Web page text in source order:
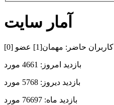
آمار سایت
کاربران حاضر: مهمان[1] عضو [0]
بازدید امروز: 4661 مورد
بازدید دیروز: 5768 مورد
بازدید ماه: 76697 مورد